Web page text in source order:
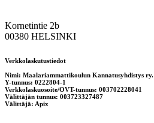
Kornetintie 2b
00380 HELSINKI
Verkkolaskutustiedot
Nimi: Maalariammattikoulun Kannatusyhdistys ry.
Y-tunnus: 0222804-1
Verkkolaskuosoite/OVT-tunnus: 003702228041
Välittäjän tunnus: 003723327487
Välittäjä: Apix